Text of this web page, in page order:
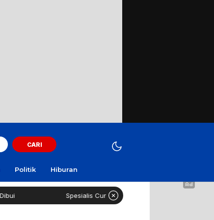
CARI
Politik Hiburan
Spesialis Curanmor Lintas Daerah Diringkus Polisi di